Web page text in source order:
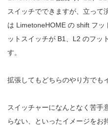
スイッチでできますが、立って
は LimetoneHOME の shift フ
ットスイッチが B1、L2 のフッ
す。
拡張してもどちらのやり方でも
スイッチャーになんとなく苦手
らない、といったイメージをお